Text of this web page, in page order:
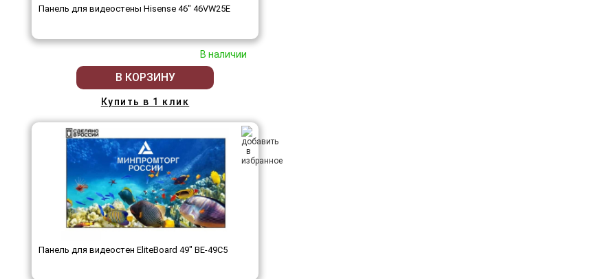
Панель для видеостены Hisense 46" 46VW25E
В наличии
В КОРЗИНУ
Купить в 1 клик
Панель для видеостен EliteBoard 49" BE-49C5